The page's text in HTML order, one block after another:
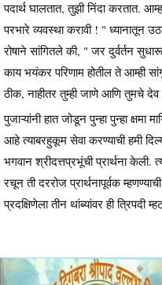
पदार्थ घालतात, तुझी निंदा करतात.
परभारे व्यवस्था करावी ! " ध्यानातून
रोषाने सांगितले की, " जर दुर्वर्तन
काय भयंकर परिणाम होतील ते आम्ही
ठीक, नाहीतर तुम्ही जाणे आणि तुमचे
पुजाऱ्यांनी हात जोडून पुन्हा पुन्हा क्षमा
आहे त्याबरहुकूम सेवा करण्याची हमी
भगवान श्रीदत्तप्रभूंची प्रार्थना केली.
रचून ती दररोज प्रार्थनापूर्वक
प्रदक्षिणेला तीन थांब्यांवर ही त्रिपदी